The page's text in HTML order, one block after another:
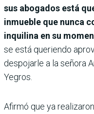
sus abogados está
inmueble que nunca
inquilina en su
se está queriendo
despojarle a la señora
Yegros.
Afirmó que ya